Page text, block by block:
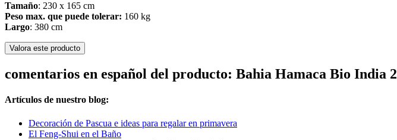
Tamaño: 230 x 165 cm
Peso max. que puede tolerar: 160 kg
Largo: 380 cm
Valora este producto
comentarios en español del producto: Bahia Hamaca Bio India 2
Artículos de nuestro blog:
Decoración de Pascua e ideas para regalar en primavera
El Feng-Shui en el Baño